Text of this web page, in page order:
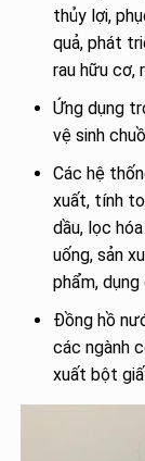
thủy lợi,
quả, phát
rau hữu cơ,
Ứng dụng
vệ sinh
Các hệ
xuất, tính
dầu, lọc
uống, sản
phẩm,
Đồng hồ
các ngành
xuất bột